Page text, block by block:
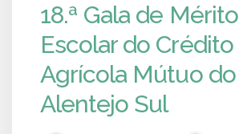
18.ª Gala de Mérito
Escolar do Crédito
Agrícola Mútuo do
Alentejo Sul